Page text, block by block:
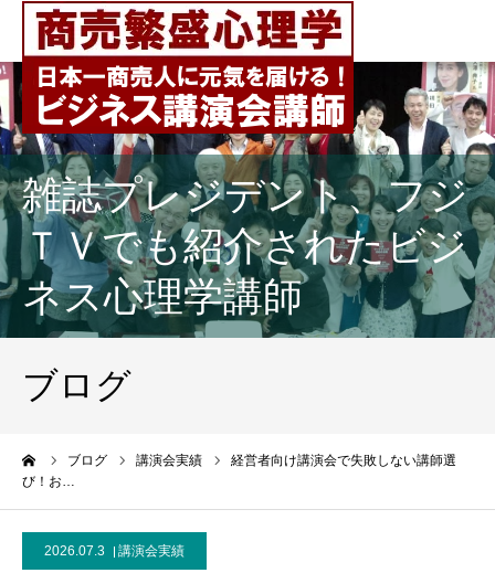
雑誌プレジデント、フジ
ＴＶでも紹介されたビジ
ネス心理学講師
ブログ
ブログ 講演会実績
経営者向け講演会で失敗しない講師選
び！お…
2026.07.3 講演会実績